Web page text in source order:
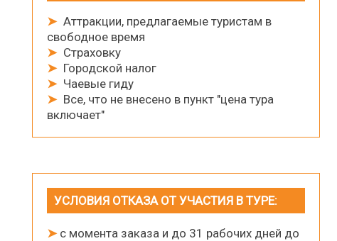
➤Аттракции, предлагаемые туристам в
свободное время
➤Страховку
➤Городской налог
➤Чаевые гиду
➤Все, что не внесено в пункт "цена тура
включает"
УСЛОВИЯ ОТКАЗА ОТ УЧАСТИЯ В ТУРЕ:
➤с момента заказа и до 31 рабочих дней до